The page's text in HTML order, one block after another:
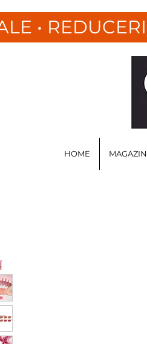
• REDUCERI
HOME MAGAZIN